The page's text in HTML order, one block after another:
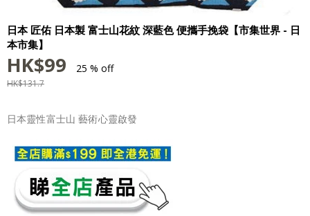
日本 匠佑 日本製 富士山花紋 深藍色 便攜手挽袋【市集世界 - 日
本市集】
HK$99 25 % off
HK$131.7
日本靈性富士山 藝術心靈啟發